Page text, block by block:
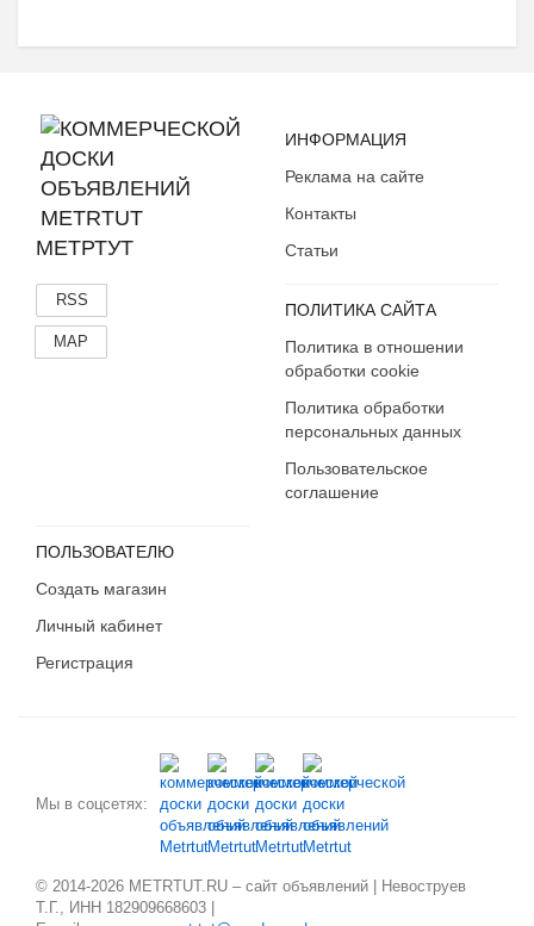
Забайкальский край
Ивановская область
Ингушетия
Иркутская область
Кабардино-Балкария
Калмыкия
Калужская область
Камчатский край
Костромская область
Краснодарский край
Курганская область
Липецкая область
Магаданская область
Москва
МЕТРТУТ
RSS
MAP
ИНФОРМАЦИЯ
Реклама на сайте
Контакты
Статьи
ПОЛИТИКА САЙТА
Политика в отношении
обработки cookie
Политика обработки
персональных данных
Пользовательское
соглашение
ПОЛЬЗОВАТЕЛЮ
Создать магазин
Личный кабинет
Регистрация
Мы в соцсетях:
© 2014-2026 METRTUT.RU – сайт объявлений | Невоструев
Т.Г., ИНН 182909668603 |